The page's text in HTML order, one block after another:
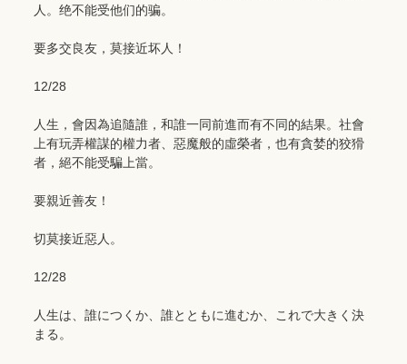
人。绝不能受他们的骗。
要多交良友，莫接近坏人！
12/28
人生，會因為追隨誰，和誰一同前進而有不同的結果。社會
上有玩弄權謀的權力者、惡魔般的虛榮者，也有貪婪的狡猾
者，絕不能受騙上當。
要親近善友！
切莫接近惡人。
12/28
人生は、誰につくか、誰とともに進むか、これで大きく決
まる。